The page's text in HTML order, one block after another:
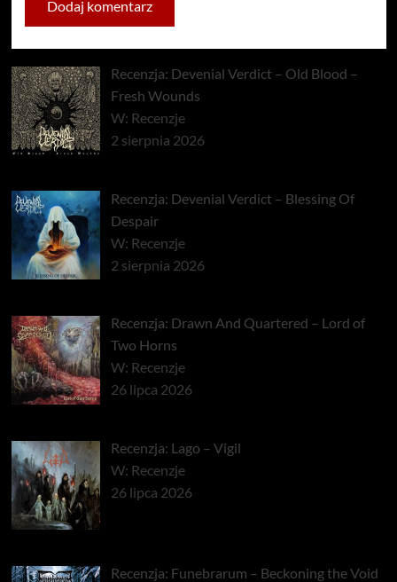
Recenzja: Devenial Verdict – Old Blood –
Fresh Wounds
W: Recenzje
2 sierpnia 2026
Recenzja: Devenial Verdict – Blessing Of
Despair
W: Recenzje
2 sierpnia 2026
Recenzja: Drawn And Quartered – Lord of
Two Horns
W: Recenzje
26 lipca 2026
Recenzja: Lago – Vigil
W: Recenzje
26 lipca 2026
Recenzja: Funebrarum – Beckoning the Void